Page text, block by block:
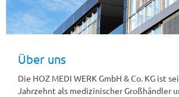
Über uns
Die HOZ MEDI WERK GmbH & Co. KG ist
Jahrzehnt als medizinischer Großhändler